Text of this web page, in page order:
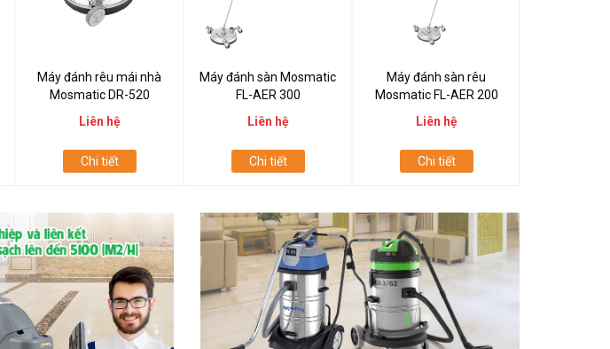
Máy đánh rêu mái nhà
Mosmatic DR-520
Liên hệ
Chi tiết
Máy đánh sàn Mosmatic
FL-AER 300
Liên hệ
Chi tiết
Máy đánh sàn rêu
Mosmatic FL-AER 200
Liên hệ
Chi tiết